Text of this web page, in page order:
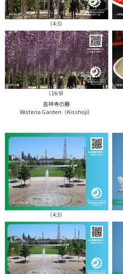
（4:3）
（16:9）
吉祥寺の藤
Wisteria Garden（Kisshoji）
（4:3）